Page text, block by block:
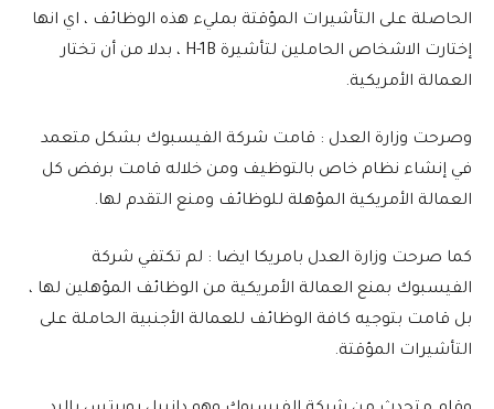
الحاصلة على التأشيرات المؤقتة بمليء هذه الوظائف ، اي انها
إختارت الاشخاص الحاملين لتأشيرة H-1B ، بدلا من أن تختار
العمالة الأمريكية.
وصرحت وزارة العدل : قامت شركة الفيسبوك بشكل متعمد
في إنشاء نظام خاص بالتوظيف ومن خلاله قامت برفض كل
العمالة الأمريكية المؤهلة للوظائف ومنع التقدم لها.
كما صرحت وزارة العدل بامريكا ايضا : لم تكتفي شركة
الفيسبوك بمنع العمالة الأمريكية من الوظائف المؤهلين لها ،
بل قامت بتوجيه كافة الوظائف للعمالة الأجنبية الحاملة على
التأشيرات المؤقتة.